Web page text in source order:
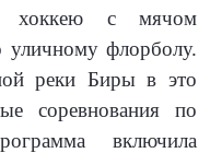
хоккею с мячом
уличному флорболу.
реки Биры в это
соревнования по
включила